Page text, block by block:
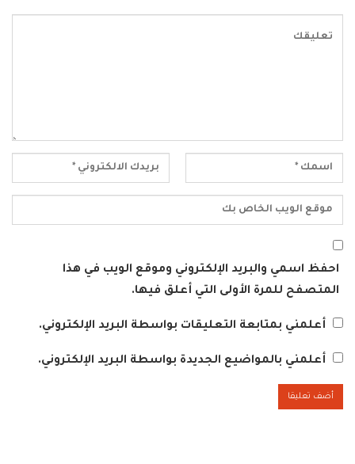
احفظ اسمي والبريد الإلكتروني وموقع الويب في هذا
المتصفح للمرة الأولى التي أعلق فيها.
أعلمني بمتابعة التعليقات بواسطة البريد الإلكتروني.
أعلمني بالمواضيع الجديدة بواسطة البريد الإلكتروني.